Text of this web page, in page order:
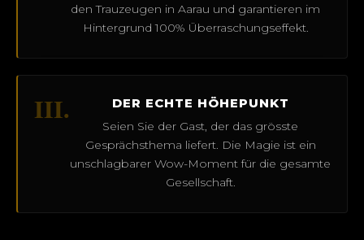
den Trauzeugen in Aarau und garantieren im
Hintergrund 100% Überraschungseffekt.
III. DER ECHTE HÖHEPUNKT
Seien Sie der Gast, der das grösste
Gesprächsthema liefert. Die Magie ist ein
unschlagbarer Wow-Moment für die gesamte
Gesellschaft.